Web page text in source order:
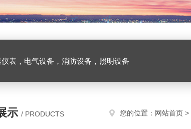
表，电气设备，消防设备，照明设备
示 / PRODUCTS 您的位置： 网站首页 >